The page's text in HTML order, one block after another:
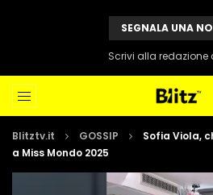
SEGNALA UNA
Scrivi alla redazione
Blitztv.it GOSSIP
Sofia Viola,
a Miss Mondo 2025